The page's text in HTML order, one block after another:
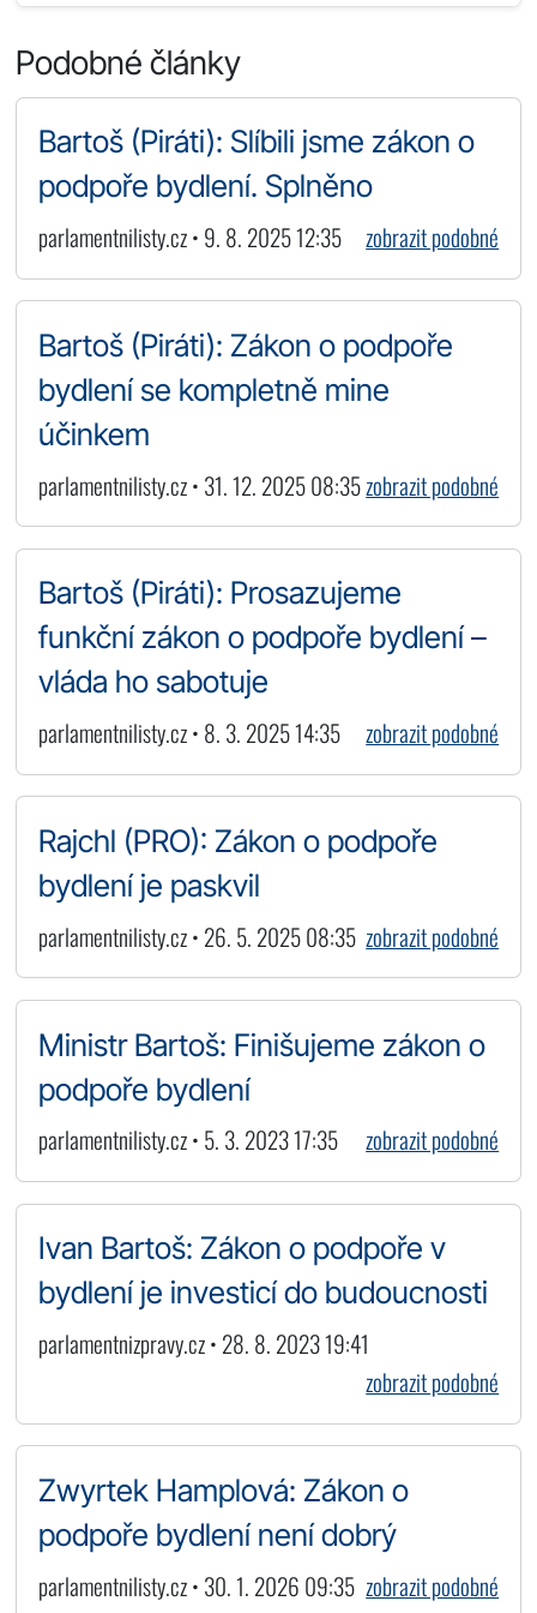
Podobné články
Bartoš (Piráti): Slíbili jsme zákon o
podpoře bydlení. Splněno
parlamentnilisty.cz • 9. 8. 2025 12:35 zobrazit podobné
Bartoš (Piráti): Zákon o podpoře
bydlení se kompletně mine
účinkem
parlamentnilisty.cz • 31. 12. 2025 08:35zobrazit podobné
Bartoš (Piráti): Prosazujeme
funkční zákon o podpoře bydlení –
vláda ho sabotuje
parlamentnilisty.cz • 8. 3. 2025 14:35 zobrazit podobné
Rajchl (PRO): Zákon o podpoře
bydlení je paskvil
parlamentnilisty.cz • 26. 5. 2025 08:35 zobrazit podobné
Ministr Bartoš: Finišujeme zákon o
podpoře bydlení
parlamentnilisty.cz • 5. 3. 2023 17:35 zobrazit podobné
Ivan Bartoš: Zákon o podpoře v
bydlení je investicí do budoucnosti
parlamentnizpravy.cz • 28. 8. 2023 19:41
zobrazit podobné
Zwyrtek Hamplová: Zákon o
podpoře bydlení není dobrý
parlamentnilisty.cz • 30. 1. 2026 09:35 zobrazit podobné